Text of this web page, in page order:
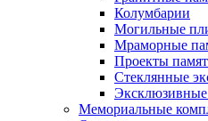
Колумбарии
Могильные
Мраморные
Проекты
Стеклянные
Мемориальные